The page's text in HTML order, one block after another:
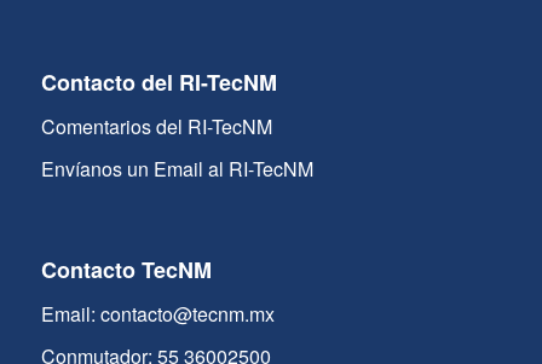
Contacto del RI-TecNM
Comentarios del RI-TecNM
Envíanos un Email al RI-TecNM
Contacto TecNM
Email: contacto@tecnm.mx
Conmutador: 55 36002500